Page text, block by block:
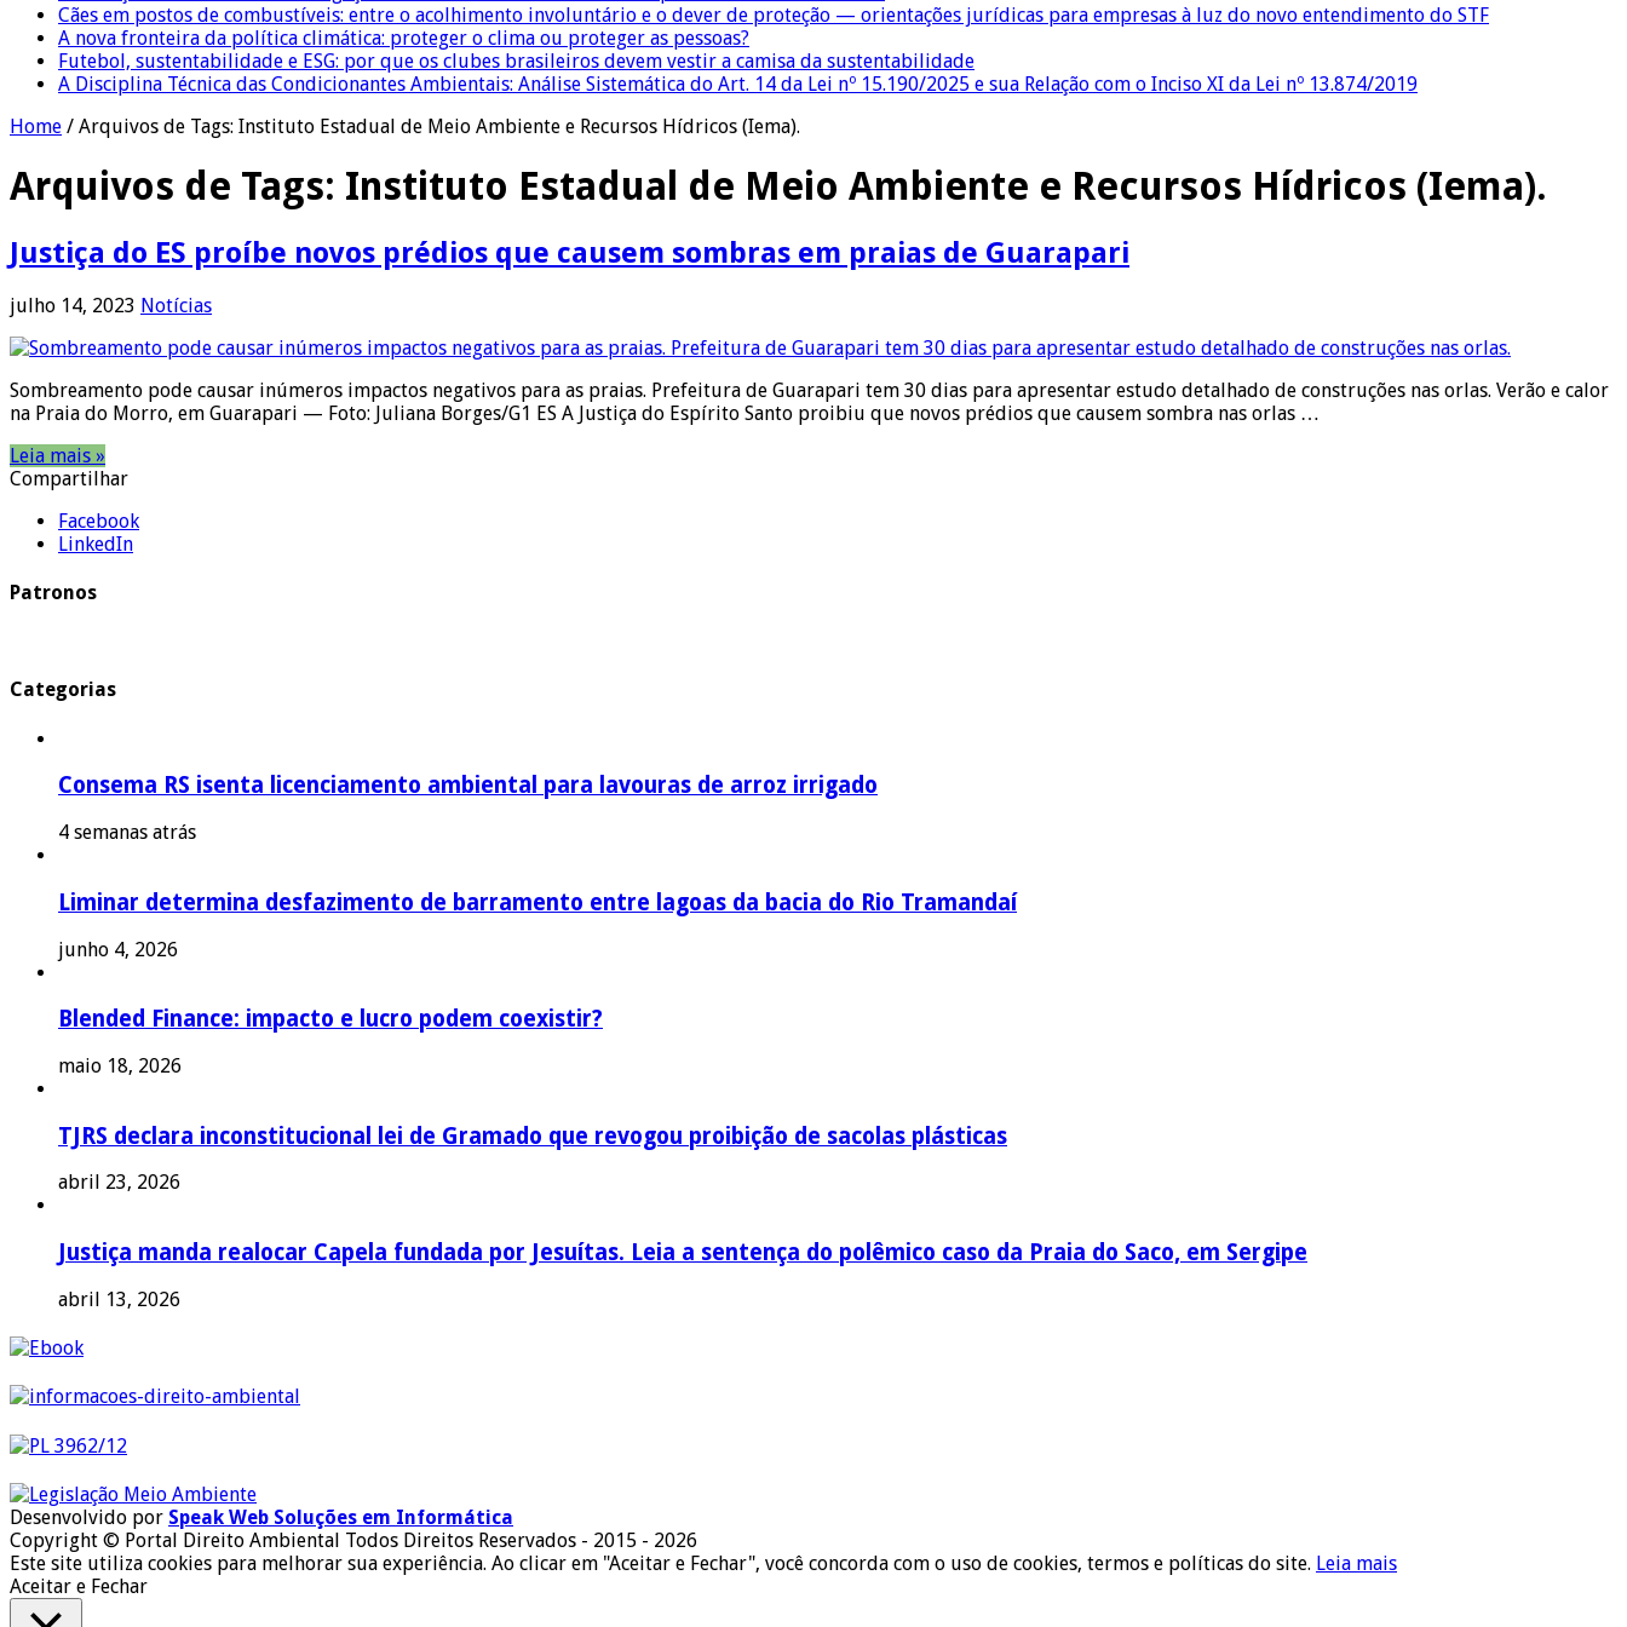
Cães em postos de combustíveis: entre o acolhimento involuntário e o dever de proteção — orientações jurídicas para empresas à luz do novo entendimento do STF
A nova fronteira da política climática: proteger o clima ou proteger as pessoas?
Futebol, sustentabilidade e ESG: por que os clubes brasileiros devem vestir a camisa da sustentabilidade
A Disciplina Técnica das Condicionantes Ambientais: Análise Sistemática do Art. 14 da Lei nº 15.190/2025 e sua Relação com o Inciso XI da Lei nº 13.874/2019
Home / Arquivos de Tags: Instituto Estadual de Meio Ambiente e Recursos Hídricos (Iema).
Arquivos de Tags: Instituto Estadual de Meio Ambiente e Recursos Hídricos (Iema).
Justiça do ES proíbe novos prédios que causem sombras em praias de Guarapari
julho 14, 2023 Notícias
Sombreamento pode causar inúmeros impactos negativos para as praias. Prefeitura de Guarapari tem 30 dias para apresentar estudo detalhado de construções nas orlas. Verão e calor
na Praia do Morro, em Guarapari — Foto: Juliana Borges/G1 ES A Justiça do Espírito Santo proibiu que novos prédios que causem sombra nas orlas …
Leia mais »
Compartilhar
Facebook
LinkedIn
Patronos
Categorias
Consema RS isenta licenciamento ambiental para lavouras de arroz irrigado
4 semanas atrás
Liminar determina desfazimento de barramento entre lagoas da bacia do Rio Tramandaí
junho 4, 2026
Blended Finance: impacto e lucro podem coexistir?
maio 18, 2026
TJRS declara inconstitucional lei de Gramado que revogou proibição de sacolas plásticas
abril 23, 2026
Justiça manda realocar Capela fundada por Jesuítas. Leia a sentença do polêmico caso da Praia do Saco, em Sergipe
abril 13, 2026
Desenvolvido por Speak Web Soluções em Informática
Copyright © Portal Direito Ambiental Todos Direitos Reservados - 2015 - 2026
Este site utiliza cookies para melhorar sua experiência. Ao clicar em "Aceitar e Fechar", você concorda com o uso de cookies, termos e políticas do site. Leia mais
Aceitar e Fechar